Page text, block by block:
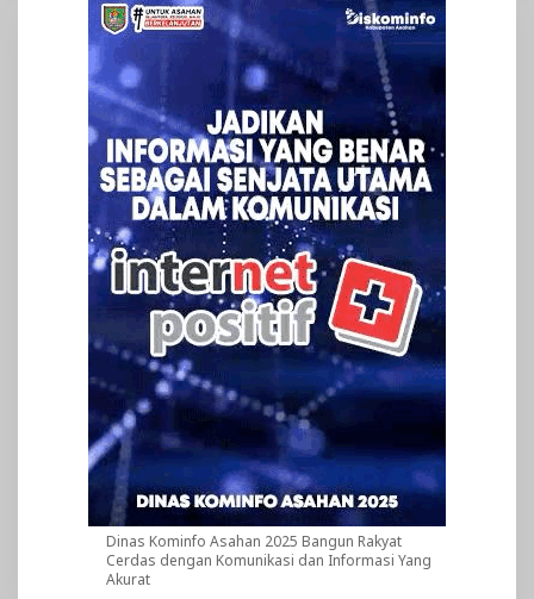
Dinas Kominfo Asahan 2025 Bangun Rakyat
Cerdas dengan Komunikasi dan Informasi Yang
Akurat